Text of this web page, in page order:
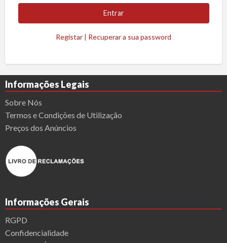
Registar | Recuperar a sua password
Informações Legais
Sobre Nós
Termos e Condições de Utilização
Preços dos Anúncios
Informações Gerais
RGPD
Confidencialidade